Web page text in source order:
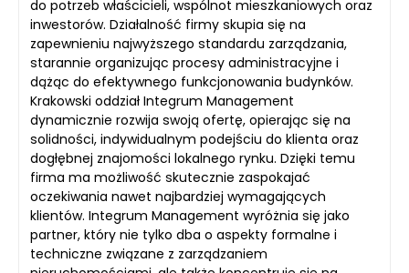
do potrzeb właścicieli, wspólnot mieszkaniowych oraz
inwestorów. Działalność firmy skupia się na
zapewnieniu najwyższego standardu zarządzania,
starannie organizując procesy administracyjne i
dążąc do efektywnego funkcjonowania budynków.
Krakowski oddział Integrum Management
dynamicznie rozwija swoją ofertę, opierając się na
solidności, indywidualnym podejściu do klienta oraz
dogłębnej znajomości lokalnego rynku. Dzięki temu
firma ma możliwość skutecznie zaspokajać
oczekiwania nawet najbardziej wymagających
klientów. Integrum Management wyróżnia się jako
partner, który nie tylko dba o aspekty formalne i
techniczne związane z zarządzaniem